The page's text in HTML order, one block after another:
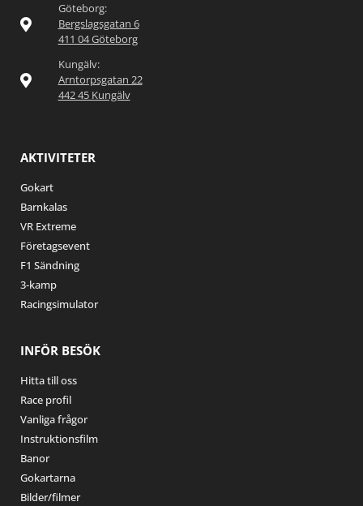
Göteborg:
Bergslagsgatan 6
411 04 Göteborg
Kungälv:
Arntorpsgatan 22
442 45 Kungälv
AKTIVITETER
Gokart
Barnkalas
VR Extreme
Företagsevent
F1 Sändning
3-kamp
Racingsimulator
INFÖR BESÖK
Hitta till oss
Race profil
Vanliga frågor
Instruktionsfilm
Banor
Gokartarna
Bilder/filmer